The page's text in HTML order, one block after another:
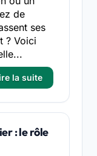
de
ses
? Voici
la suite
: le rôle